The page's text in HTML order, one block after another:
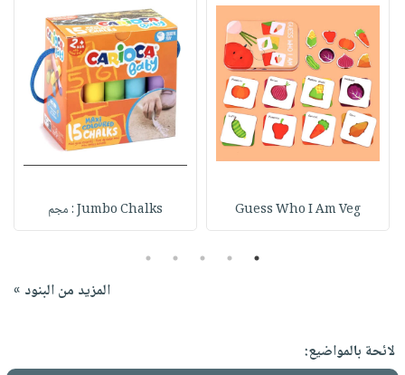
Guess Who I Am Veg Jumbo Chalks : مجم
1
2
3
4
5
المزيد من البنود »
لائحة بالمواضيع: